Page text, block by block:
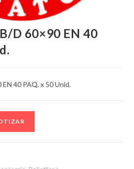
D 60×90 EN 40
40 PAQ. x 50 Unid.